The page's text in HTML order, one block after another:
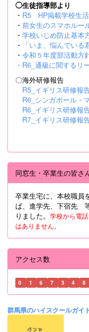
◯生徒指導部より
・ R5 HP掲載学校生
・ 前女生のスマホルー
・ 学校いじめ防止基本
・
「いま、悩んでい
・ 令和５年度部活動方
・ R6_通級に関するリ
〇海外研修報告
R5_イギリス研修報
R6_シンガポール・
R6_イギリス研修報
R7_イギリス研修報
同窓生・卒業生の皆さ
卒業生宅に、本校職員
ば、進学先、下宿先
りました。 学校から電
はありません。
アクセス数
0 1 6 7 3 4 8
群馬県のハイスクールガイ